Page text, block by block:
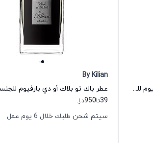
عطر ذي ماجستيك جاردين أو دي بارفيوم للجنسين ألكسندر جيه
By Kilian
39تا950د.إ.
سيتم شحن طلبك خلال 6 يوم عمل